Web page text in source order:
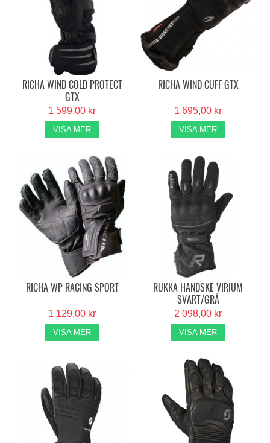
RICHA WIND COLD PROTECT
GTX
1 599,00 kr
VISA MER
RICHA WIND CUFF GTX
1 695,00 kr
VISA MER
RICHA WP RACING SPORT
1 129,00 kr
VISA MER
RUKKA HANDSKE VIRIUM
SVART/GRÅ
2 098,00 kr
VISA MER